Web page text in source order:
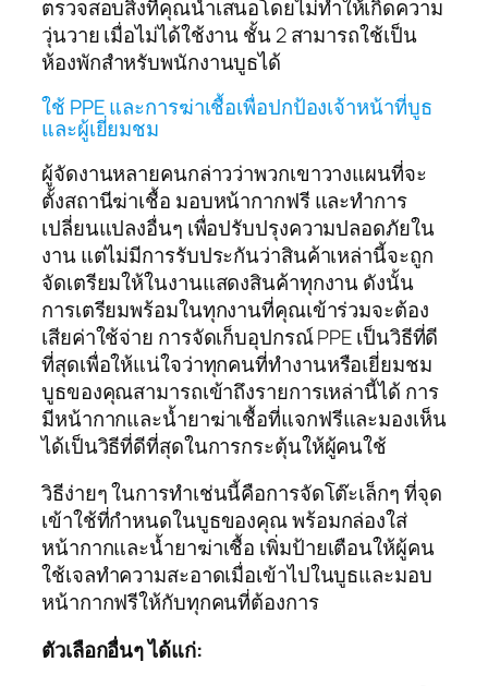
ตรวจสอบสิ่งที่คุณนำเสนอโดยไม่ทำให้เกิดความ
วุ่นวาย เมื่อไม่ได้ใช้งาน ชั้น 2 สามารถใช้เป็น
ห้องพักสำหรับพนักงานบูธได้
ใช้ PPE และการฆ่าเชื้อเพื่อปกป้องเจ้าหน้าที่บูธ
และผู้เยี่ยมชม
ผู้จัดงานหลายคนกล่าวว่าพวกเขาวางแผนที่จะ
ตั้งสถานีฆ่าเชื้อ มอบหน้ากากฟรี และทำการ
เปลี่ยนแปลงอื่นๆ เพื่อปรับปรุงความปลอดภัยใน
งาน แต่ไม่มีการรับประกันว่าสินค้าเหล่านี้จะถูก
จัดเตรียมให้ในงานแสดงสินค้าทุกงาน ดังนั้น
การเตรียมพร้อมในทุกงานที่คุณเข้าร่วมจะต้อง
เสียค่าใช้จ่าย การจัดเก็บอุปกรณ์ PPE เป็นวิธีที่ดี
ที่สุดเพื่อให้แน่ใจว่าทุกคนที่ทำงานหรือเยี่ยมชม
บูธของคุณสามารถเข้าถึงรายการเหล่านี้ได้ การ
มีหน้ากากและน้ำยาฆ่าเชื้อที่แจกฟรีและมองเห็น
ได้เป็นวิธีที่ดีที่สุดในการกระตุ้นให้ผู้คนใช้
วิธีง่ายๆ ในการทำเช่นนี้คือการจัดโต๊ะเล็กๆ ที่จุด
เข้าใช้ที่กำหนดในบูธของคุณ พร้อมกล่องใส่
หน้ากากและน้ำยาฆ่าเชื้อ เพิ่มป้ายเตือนให้ผู้คน
ใช้เจลทำความสะอาดเมื่อเข้าไปในบูธและมอบ
หน้ากากฟรีให้กับทุกคนที่ต้องการ
ตัวเลือกอื่นๆ ได้แก่: